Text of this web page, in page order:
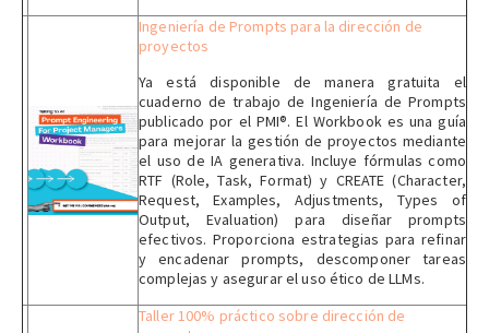
Ingeniería de Prompts para la dirección de
proyectos
Ya está disponible de manera gratuita el
cuaderno de trabajo de Ingeniería de Prompts
publicado por el PMI®. El Workbook es una guía
para mejorar la gestión de proyectos mediante
el uso de IA generativa. Incluye fórmulas como
RTF (Role, Task, Format) y CREATE (Character,
Request, Examples, Adjustments, Types of
Output, Evaluation) para diseñar prompts
efectivos. Proporciona estrategias para refinar
y encadenar prompts, descomponer tareas
complejas y asegurar el uso ético de LLMs.
Taller 100% práctico sobre dirección de